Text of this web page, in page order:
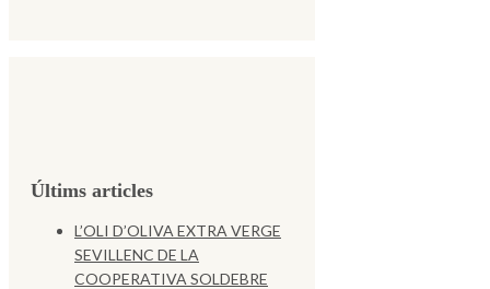
Últims articles
L’OLI D’OLIVA EXTRA VERGE
SEVILLENC DE LA
COOPERATIVA SOLDEBRE